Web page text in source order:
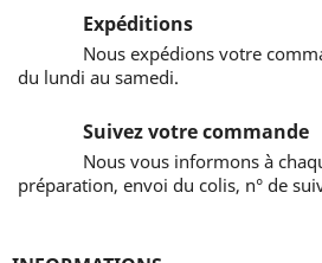
Expéditions
Nous expédions votre
du lundi au samedi.
Suivez votre commande
Nous vous informons à
préparation, envoi du colis, n° de